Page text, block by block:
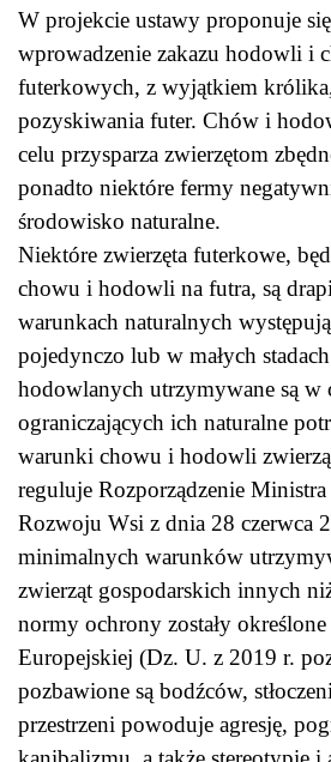
W projekcie ustawy proponuje
wprowadzenie zakazu hodowli i
futerkowych, z wyjątkiem
pozyskiwania futer. Chów i
celu przysparza zwierzętom
ponadto niektóre fermy
środowisko naturalne.
Niektóre zwierzęta futerkowe,
chowu i hodowli na futra, są
warunkach naturalnych
pojedynczo lub w małych
hodowlanych utrzymywane są w
ograniczających ich naturalne
warunki chowu i hodowli
reguluje Rozporządzenie
Rozwoju Wsi z dnia 28 czerwca
minimalnych warunków
zwierząt gospodarskich innych
normy ochrony zostały
Europejskiej (Dz. U. z 2019 r.
pozbawione są bodźców,
przestrzeni powoduje agresję,